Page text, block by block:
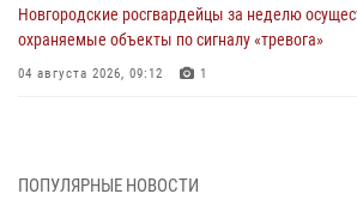
Новгородские росгвардейцы за неделю
охраняемые объекты по сигналу «тревога»
04 августа 2026, 09:12 1
ПОПУЛЯРНЫЕ НОВОСТИ